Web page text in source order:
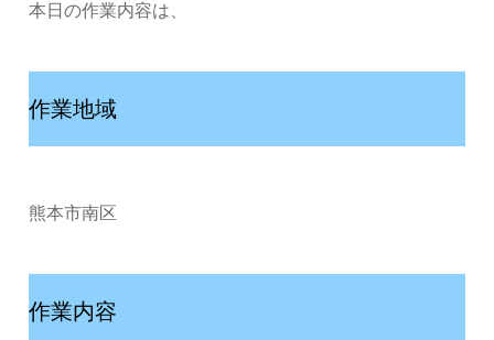
本日の作業内容は、
作業地域
熊本市南区
作業内容